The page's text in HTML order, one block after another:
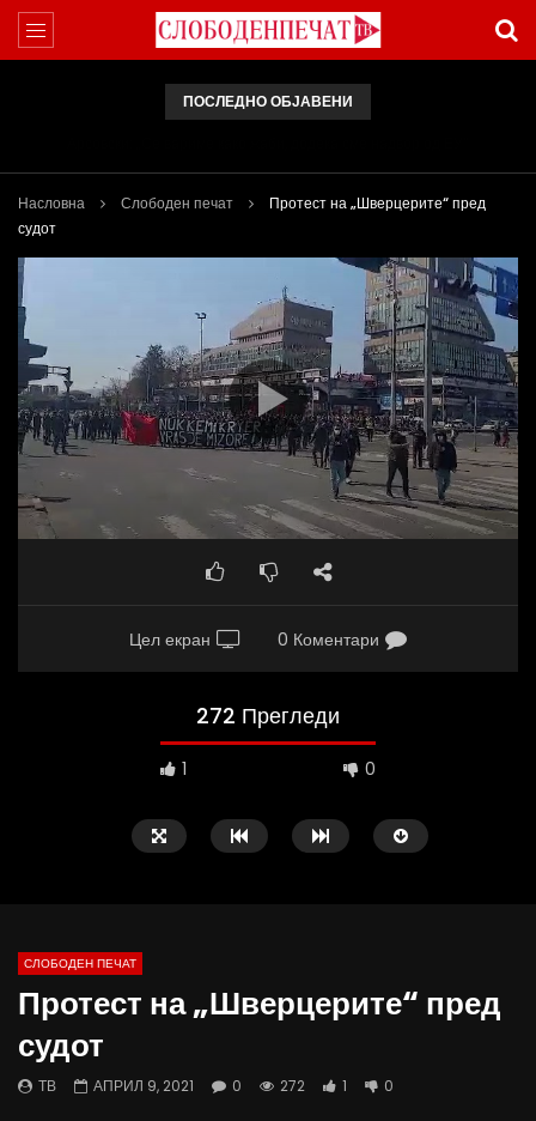
ПОСЛЕДНО ОБЈАВЕНИ
Насловна Слободен печат
Протест на „Шверцерите“ пред
судот
Цел екран 0 Коментари
272 Прегледи
1 0
09:38
07.08.2026
06.08.2026
СЛОБОДЕН ПЕЧАТ
Протест на „Шверцерите“ пред
судот
ТВ АПРИЛ 9, 2021 0 272 1 0